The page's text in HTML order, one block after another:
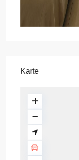
Karte